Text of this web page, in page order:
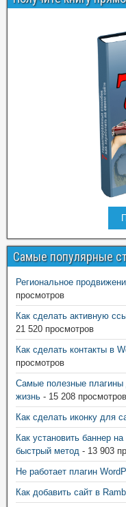
Самые популярные
Региональное
просмотров
Как сделать активную
21 520 просмотров
Как сделать контакты в
просмотров
Самые полезные
жизнь - 15 208 просмотров
Как сделать иконку для
Как установить баннер
быстрый метод - 13 903
Не работает плагин
Как добавить сайт в